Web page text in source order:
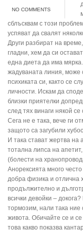
NO COMMENTS
сблъсквам с този
успяват да свалят
Други разбират на
гладни, хем да си
една диета да има
жадуваната линия, може
психиката си, както се
личности. Искам да
близки приятелки
след тях винаги някой
Сега не е така, вече ги
защото са загубили
И така стават жертва на
тотална липса на
(болести на
Анорексията много
добра физика и отлична
продължително и
всички девойки –
тормозим, нали така
живота. Обичайте се и се
това какво показва